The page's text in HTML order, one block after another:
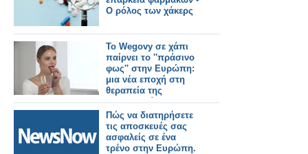
Ο ρόλος των χάκερς
Το Wegovy σε χάπι
παίρνει το ''πράσινο
φως'' στην Ευρώπη:
μια νέα εποχή στη
θεραπεία της
παχυσαρκίας
Πώς να διατηρήσετε
τις αποσκευές σας
ασφαλείς σε ένα
τρένο στην Ευρώπη.